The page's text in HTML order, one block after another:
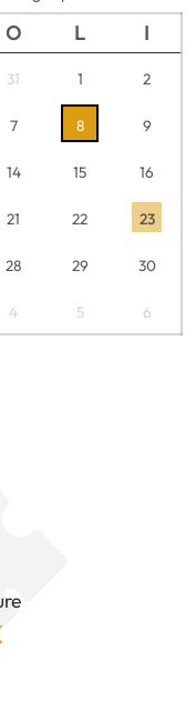
O L I
31 1 2
7 8 9
14 15 16
21 22 23
28 29 30
4 5 6